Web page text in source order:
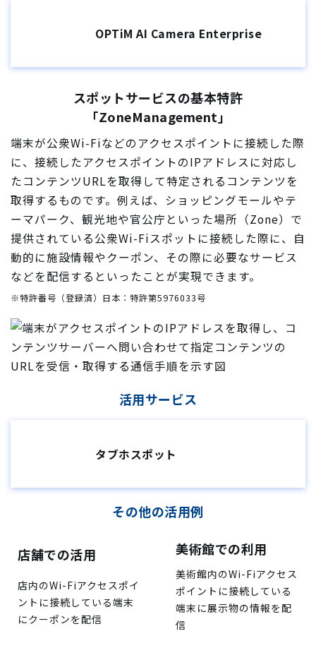
OPTiM AI Camera Enterprise
スポットサービスの基本特許
「ZoneManagement」
端末が公衆Wi-Fiなどのアクセスポイントに接続した際
に、接続したアクセスポイントのIPアドレスに対応し
たコンテンツURLを取得して特定されるコンテンツを
取得するものです。例えば、ショッピングモールやテ
ーマパーク、観光地や官公庁といった場所（Zone）で
提供されている公衆Wi-Fiスポットに接続した際に、自
動的に施設情報やクーポン、その際に必要なサービス
などを配信するといったことが実現できます。
※特許番号（登録済）日本：特許第5976033号
活用サービス
タブホスポット
その他の活用例
店舗での活用
店内のWi-Fiアクセスポイ
ントに接続している端末
にクーポンを配信
美術館での利用
美術館内のWi-Fiアクセス
ポイントに接続している
端末に展示物の情報を配
信